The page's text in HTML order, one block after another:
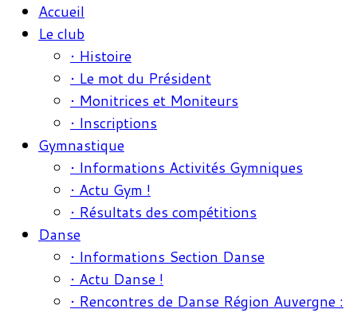
Accueil
Le club
• Histoire
• Le mot du Président
• Monitrices et Moniteurs
• Inscriptions
Gymnastique
• Informations Activités Gymniques
• Actu Gym !
• Résultats des compétitions
Danse
• Informations Section Danse
• Actu Danse !
• Rencontres de Danse Région Auvergne :